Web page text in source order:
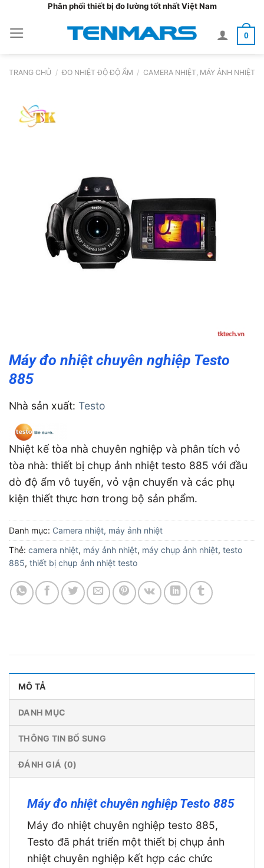
nội
dung
Phân phối thiết bị đo lường tốt nhất Việt Nam
0
TRANG CHỦ / ĐO NHIỆT ĐỘ ĐỘ ẨM / CAMERA NHIỆT, MÁY ẢNH NHIỆT
Máy đo nhiệt chuyên nghiệp Testo
885
Nhà sản xuất: Testo
Nhiệt kế tòa nhà chuyên nghiệp và phân tích vỏ
tòa nhà: thiết bị chụp ảnh nhiệt testo 885 với đầu
dò độ ẩm vô tuyến, vỏ vận chuyển và các phụ
kiện thiết thực hơn trong bộ sản phẩm.
Danh mục: Camera nhiệt, máy ảnh nhiệt
Thẻ: camera nhiệt, máy ảnh nhiệt, máy chụp ảnh nhiệt, testo
885, thiết bị chụp ảnh nhiệt testo
MÔ TẢ
DANH MỤC
THÔNG TIN BỔ SUNG
ĐÁNH GIÁ (0)
Máy đo nhiệt chuyên nghiệp Testo 885
Máy đo nhiệt chuyên nghiệp testo 885,
Testo đã phát triển một thiết bị chụp ảnh
nhiệt chuyên nghiệp kết hợp các chức